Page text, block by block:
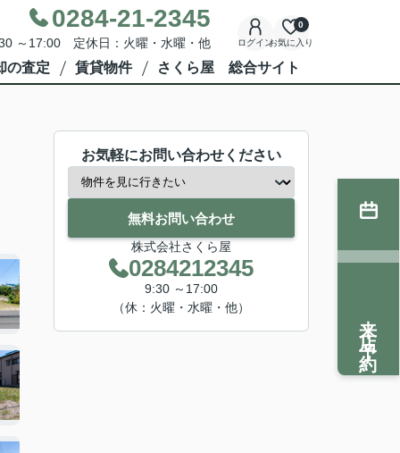
0284-21-2345
～17:00 定休日：火曜・水曜・他 ログインお気に入り
0
の査定 賃貸物件 さくら屋 総合サイト
お気軽にお問い合わせください
無料お問い合わせ
株式会社さくら屋
0284212345
9:30 ～17:00
（休：火曜・水曜・他）
来店予約